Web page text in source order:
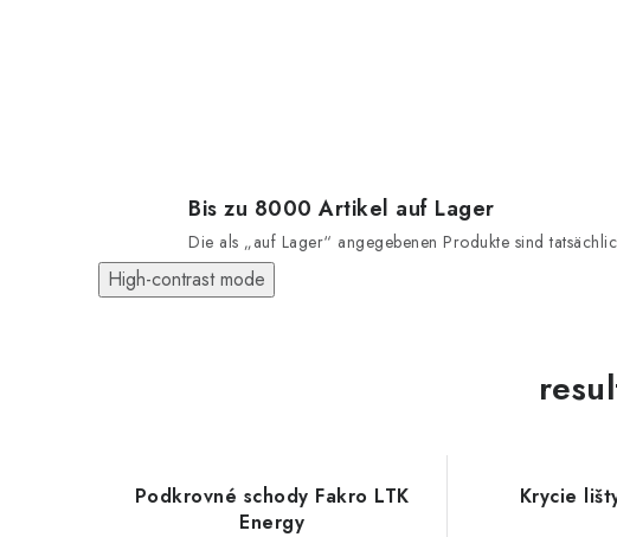
Bis zu 8000 Artikel auf Lager
Die als „auf Lager“ angegebenen Produkte sind
High-contrast mode
Podkrovné schody Fakro LTK
Energy
Krycie